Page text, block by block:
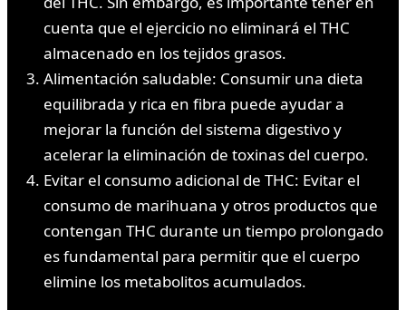
cuenta que el ejercicio no eliminará el THC
almacenado en los tejidos grasos.
Alimentación saludable: Consumir una dieta
equilibrada y rica en fibra puede ayudar a
mejorar la función del sistema digestivo y
acelerar la eliminación de toxinas del cuerpo.
Evitar el consumo adicional de THC: Evitar el
consumo de marihuana y otros productos que
contengan THC durante un tiempo prolongado
es fundamental para permitir que el cuerpo
elimine los metabolitos acumulados.